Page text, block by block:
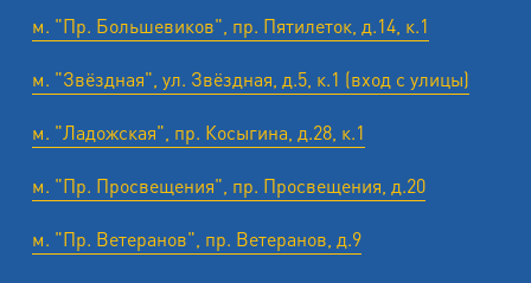
м. "Пр. Большевиков", пр. Пятилеток, д.14, к.1
м. "Звёздная", ул. Звёздная, д.5, к.1 (вход с улицы)
м. "Ладожская", пр. Косыгина, д.28, к.1
м. "Пр. Просвещения", пр. Просвещения, д.20
м. "Пр. Ветеранов", пр. Ветеранов, д.9